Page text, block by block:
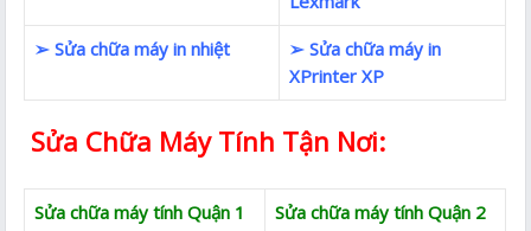
➢ Sửa chữa máy in nhiệt
➢ Sửa chữa máy in
XPrinter XP
Sửa Chữa Máy Tính Tận Nơi:
Sửa chữa máy tính Quận 1
Sửa chữa máy tính Quận 2